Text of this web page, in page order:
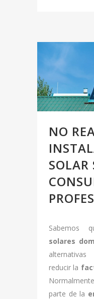
NO
SOLAR
Sabemos
solares
reducir la
parte de la